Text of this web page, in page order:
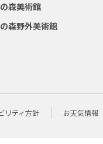
森美術館
森野外美術館
リティ方針 お天気情報